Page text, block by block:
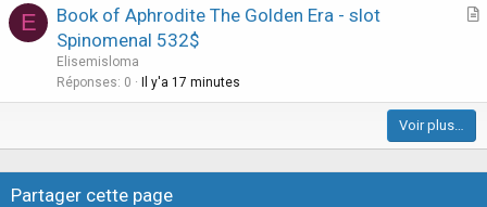
c
E
A
c
e
Book of Aphrodite The Golden Era - slot
Spinomenal 532$
Elisemisloma
Réponses 0 Il y'a 17 minutes
Voir plus…
Partager cette page